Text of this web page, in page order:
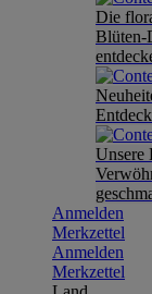
Die
Blüten-
Unsere
Anmelden
Merkzettel
Anmelden
Merkzettel